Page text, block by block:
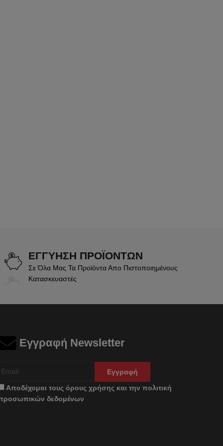
ΕΓΓΥΗΣΗ ΠΡΟΪΟΝΤΩΝ
Σε Όλα Μας Τα Προϊόντα Απο Πιστοποιημένους
Κατασκευαστές
Εγγραφή Newsletter
Εγγραφή
Αποδέχομαι τους όρους χρήσης και την πολιτική
δεδομένων